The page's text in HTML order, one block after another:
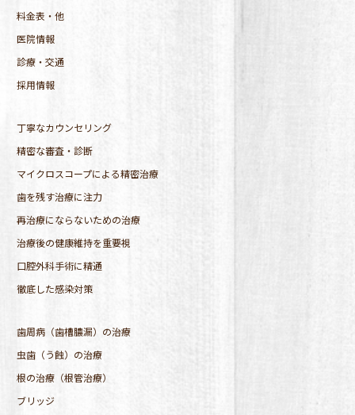
料金表・他
医院情報
診療・交通
採用情報
丁寧なカウンセリング
精密な審査・診断
マイクロスコープによる精密治療
歯を残す治療に注力
再治療にならないための治療
治療後の健康維持を重要視
口腔外科手術に精通
徹底した感染対策
歯周病（歯槽膿漏）の治療
虫歯（う蝕）の治療
根の治療（根管治療）
ブリッジ